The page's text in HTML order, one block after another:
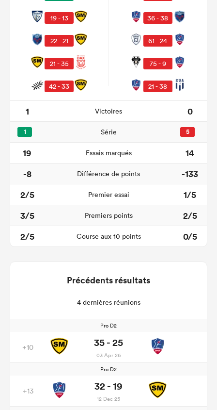
19 - 13
22 - 21
21 - 35
42 - 33
36 - 38
61 - 24
75 - 9
21 - 38
1 Victoires 0
1 Série 5
19 Essais marqués
14
-8
Différence de points
-133
2/5
Premier essai
1/5
3/5
Premiers points
2/5
2/5
Course aux 10 points 0/5
Précédents résultats
4 dernières réunions
Pro D2
+10 35 - 25
03 Apr 26
Pro D2
+13 32 - 19
12 Dec 25